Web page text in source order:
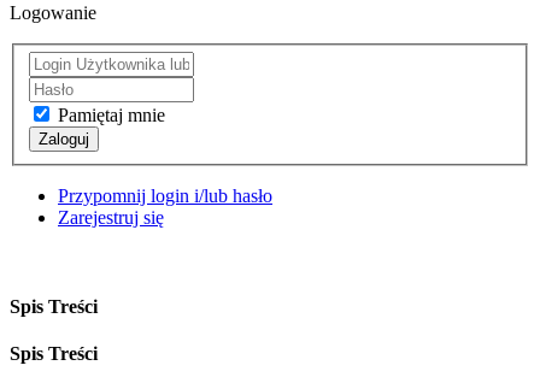
Logowanie
Pamiętaj mnie
Zaloguj
Przypomnij login i/lub hasło
Zarejestruj się
Spis Treści
Spis Treści